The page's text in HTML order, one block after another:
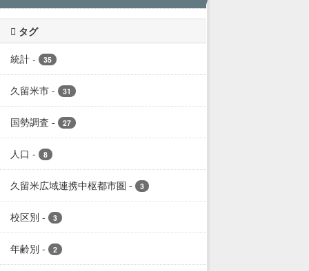
タグ
統計 - 35
久留米市 - 31
国勢調査 - 27
人口 - 8
久留米広域連携中枢都市圏 - 3
校区別 - 3
年齢別 - 2